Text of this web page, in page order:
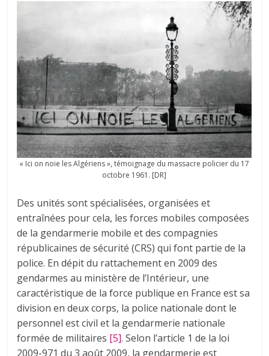
« Ici on noie les Algériens », témoignage du massacre policier du 17
octobre 1961. [DR]
Des unités sont spécialisées, organisées et
entraînées pour cela, les forces mobiles composées
de la gendarmerie mobile et des compagnies
républicaines de sécurité (CRS) qui font partie de la
police. En dépit du rattachement en 2009 des
gendarmes au ministère de l’Intérieur, une
caractéristique de la force publique en France est sa
division en deux corps, la police nationale dont le
personnel est civil et la gendarmerie nationale
formée de militaires [5]. Selon l’article 1 de la loi
2009-971 du 3 août 2009, la gendarmerie est